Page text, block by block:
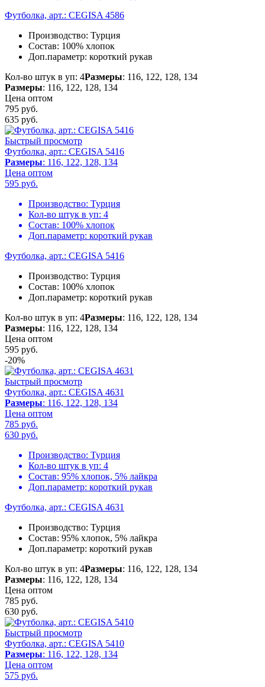
Футболка, арт.: CEGISA 4586
Производство: Турция
Состав: 100% хлопок
Доп.параметр: короткий рукав
Кол-во штук в уп: 4Размеры: 116, 122, 128, 134
Размеры: 116, 122, 128, 134
Цена оптом
795 руб.
635 руб.
Быстрый просмотр
Футболка, арт.: CEGISA 5416
Размеры: 116, 122, 128, 134
Цена оптом
595 руб.
Производство: Турция
Кол-во штук в уп: 4
Состав: 100% хлопок
Доп.параметр: короткий рукав
Футболка, арт.: CEGISA 5416
Производство: Турция
Состав: 100% хлопок
Доп.параметр: короткий рукав
Кол-во штук в уп: 4Размеры: 116, 122, 128, 134
Размеры: 116, 122, 128, 134
Цена оптом
595 руб.
-20%
Быстрый просмотр
Футболка, арт.: CEGISA 4631
Размеры: 116, 122, 128, 134
Цена оптом
785 руб.
630 руб.
Производство: Турция
Кол-во штук в уп: 4
Состав: 95% хлопок, 5% лайкра
Доп.параметр: короткий рукав
Футболка, арт.: CEGISA 4631
Производство: Турция
Состав: 95% хлопок, 5% лайкра
Доп.параметр: короткий рукав
Кол-во штук в уп: 4Размеры: 116, 122, 128, 134
Размеры: 116, 122, 128, 134
Цена оптом
785 руб.
630 руб.
Быстрый просмотр
Футболка, арт.: CEGISA 5410
Размеры: 116, 122, 128, 134
Цена оптом
575 руб.